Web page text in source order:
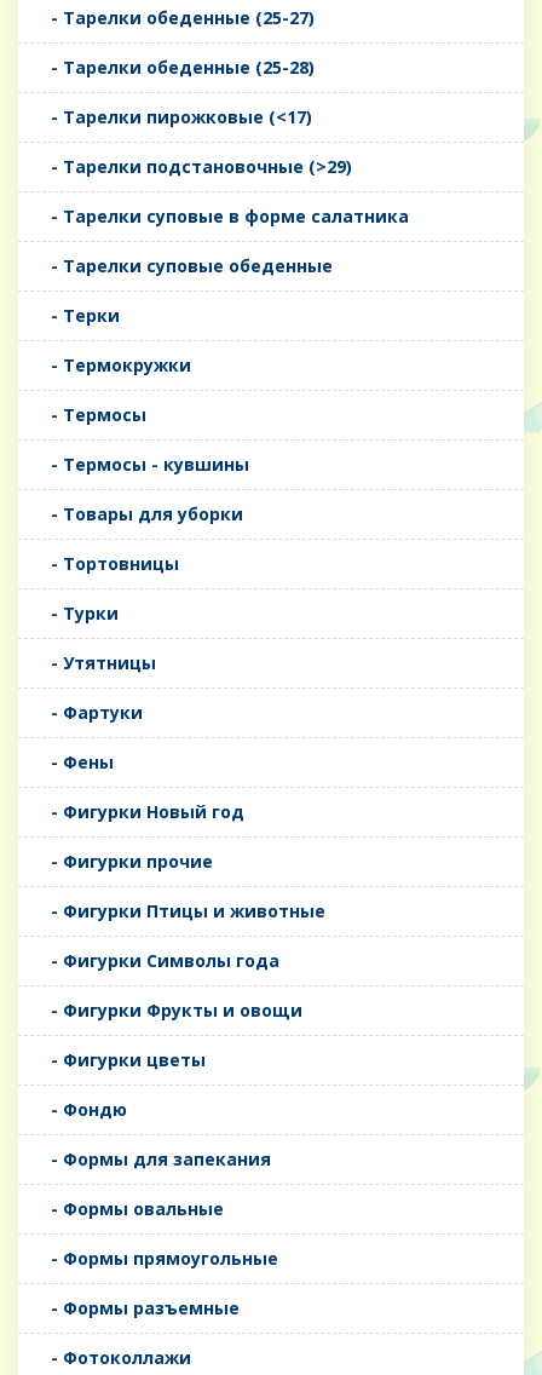
- Тарелки обеденные (25-27)
- Тарелки обеденные (25-28)
- Тарелки пирожковые (<17)
- Тарелки подстановочные (>29)
- Тарелки суповые в форме салатника
- Тарелки суповые обеденные
- Терки
- Термокружки
- Термосы
- Термосы - кувшины
- Товары для уборки
- Тортовницы
- Турки
- Утятницы
- Фартуки
- Фены
- Фигурки Новый год
- Фигурки прочие
- Фигурки Птицы и животные
- Фигурки Символы года
- Фигурки Фрукты и овощи
- Фигурки цветы
- Фондю
- Формы для запекания
- Формы овальные
- Формы прямоугольные
- Формы разъемные
- Фотоколлажи